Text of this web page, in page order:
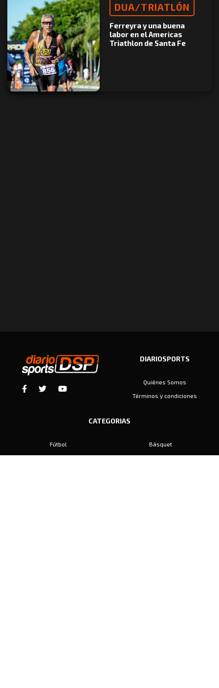
DUA/TRIATLÓN
Ferreyra y una buena
labor en el Americas
Triathlon de Santa Fe
DIARIOSPORTS
Quiénes Somos
Términos y condiciones
CATEGORIAS
Fútbol
Básquet